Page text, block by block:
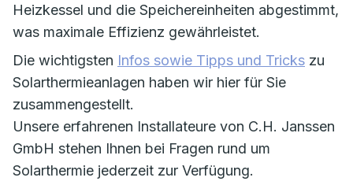
Heizkessel und die Speichereinheiten abgestimmt,
was maximale Effizienz gewährleistet.
Die wichtigsten Infos sowie Tipps und Tricks zu
Solarthermieanlagen haben wir hier für Sie
zusammengestellt.
Unsere erfahrenen Installateure von C.H. Janssen
GmbH stehen Ihnen bei Fragen rund um
Solarthermie jederzeit zur Verfügung.